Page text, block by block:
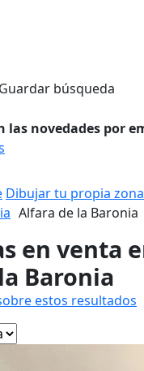
Guardar búsqueda
las novedades por
Dibujar tu propia zona
Alfara de la Baronia
en venta
Baronia
estos resultados